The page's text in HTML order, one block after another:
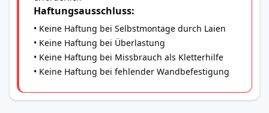
Haftungsausschluss:
• Keine Haftung bei Selbstmontage durch Laien
• Keine Haftung bei Überlastung
• Keine Haftung bei Missbrauch als Kletterhilfe
• Keine Haftung bei fehlender Wandbefestigung